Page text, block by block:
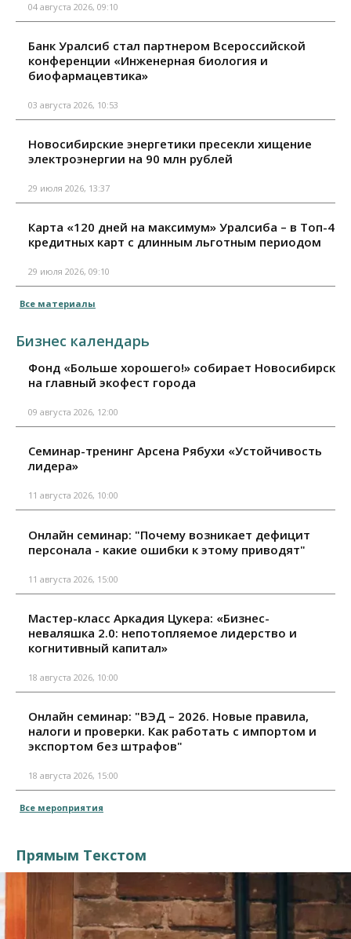
04 августа 2026, 09:10
Банк Уралсиб стал партнером Всероссийской
конференции «Инженерная биология и
биофармацевтика»
03 августа 2026, 10:53
Новосибирские энергетики пресекли хищение
электроэнергии на 90 млн рублей
29 июля 2026, 13:37
Карта «120 дней на максимум» Уралсиба – в Топ-4
кредитных карт с длинным льготным периодом
29 июля 2026, 09:10
Все материалы
Бизнес календарь
Фонд «Больше хорошего!» собирает Новосибирск
на главный экофест города
09 августа 2026, 12:00
Семинар-тренинг Арсена Рябухи «Устойчивость
лидера»
11 августа 2026, 10:00
Онлайн семинар: "Почему возникает дефицит
персонала - какие ошибки к этому приводят"
11 августа 2026, 15:00
Мастер-класс Аркадия Цукера: «Бизнес-
неваляшка 2.0: непотопляемое лидерство и
когнитивный капитал»
18 августа 2026, 10:00
Онлайн семинар: "ВЭД – 2026. Новые правила,
налоги и проверки. Как работать с импортом и
экспортом без штрафов"
18 августа 2026, 15:00
Все мероприятия
Прямым Текстом